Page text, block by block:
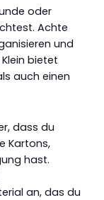
oder
Achte
und
bietet
auch einen
dass du
Kartons,
hast.
an, das du